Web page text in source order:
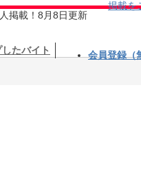
掲載！8月8日更新
掲載を
たバイト 会員登録（